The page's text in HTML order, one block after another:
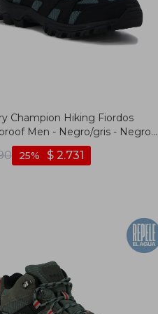
Champion Hiking Fiordos
Men - Negro/gris - Negro-
$ 2.731
25